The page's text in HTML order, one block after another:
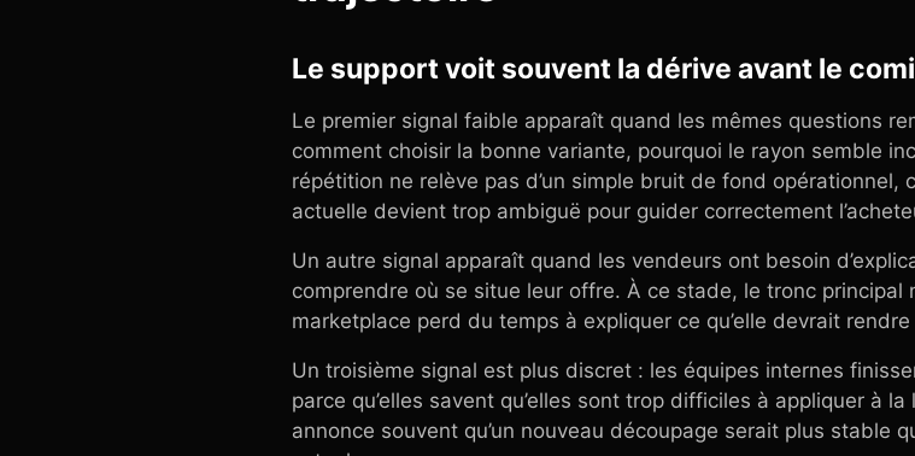
Le support voit souvent la dérive avant le
Le premier signal faible apparaît quand les mêmes questions
comment choisir la bonne variante, pourquoi le rayon semble
répétition ne relève pas d’un simple bruit de fond opérationnel,
actuelle devient trop ambiguë pour guider correctement
Un autre signal apparaît quand les vendeurs ont besoin
comprendre où se situe leur offre. À ce stade, le tronc principal
marketplace perd du temps à expliquer ce qu’elle devrait
Un troisième signal est plus discret : les équipes internes
parce qu’elles savent qu’elles sont trop difficiles à appliquer à
annonce souvent qu’un nouveau découpage serait plus stable